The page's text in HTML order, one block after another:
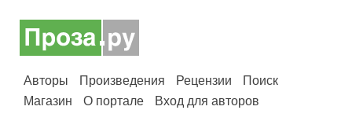
Авторы Произведения Рецензии
Поиск
Магазин
О портале Вход для авторов